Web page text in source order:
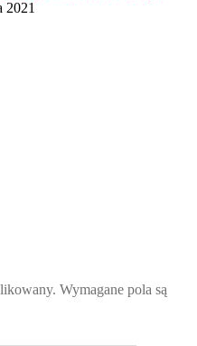
2021
Wymagane pola są